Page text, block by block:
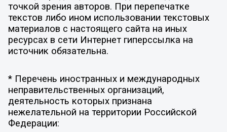
точкой зрения авторов. При перепечатке
текстов либо ином использовании текстовых
материалов с настоящего сайта на иных
ресурсах в сети Интернет гиперссылка на
источник обязательна.
* Перечень иностранных и международных
неправительственных организаций,
деятельность которых признана
нежелательной на территории Российской
Федерации: